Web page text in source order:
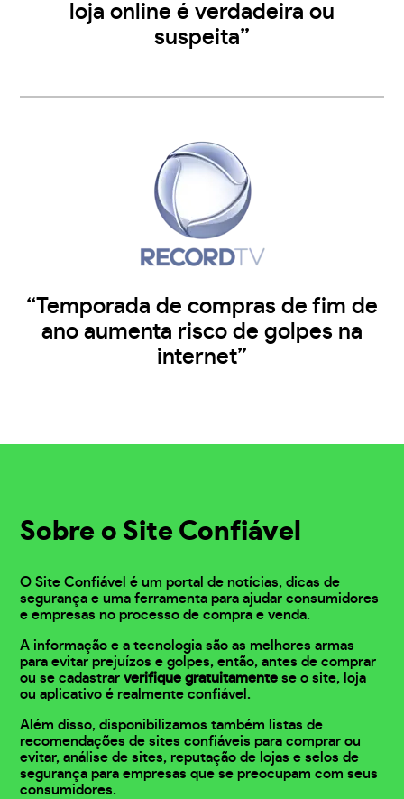
loja online é verdadeira ou
suspeita”
“Temporada de compras de fim de
ano aumenta risco de golpes na
internet”
Sobre o Site Confiável
O Site Confiável é um portal de notícias, dicas de
segurança e uma ferramenta para ajudar consumidores
e empresas no processo de compra e venda.
A informação e a tecnologia são as melhores armas
para evitar prejuízos e golpes, então, antes de comprar
ou se cadastrarverifique gratuitamente se o site, loja
ou aplicativo é realmente confiável.
Além disso, disponibilizamos também listas de
recomendações de sites confiáveis para comprar ou
evitar, análise de sites, reputação de lojas e selos de
segurança para empresas que se preocupam com seus
consumidores.